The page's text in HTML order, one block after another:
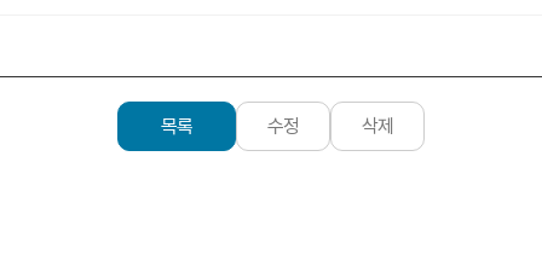
목록 수정 삭제